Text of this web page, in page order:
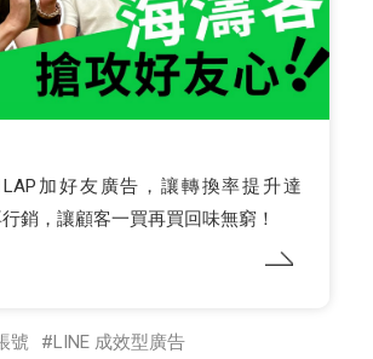
加好友廣告，讓轉換率提升達
銷，讓顧客一買再買回味無窮！
號 LINE 成效型廣告